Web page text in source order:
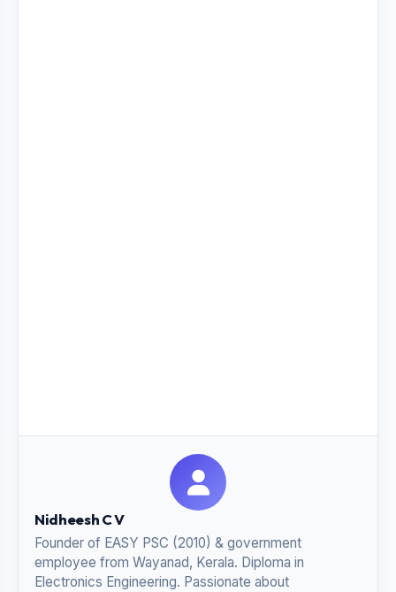
Nidheesh C V
Founder of EASY PSC (2010) & government
employee from Wayanad, Kerala. Diploma in
Electronics Engineering. Passionate about